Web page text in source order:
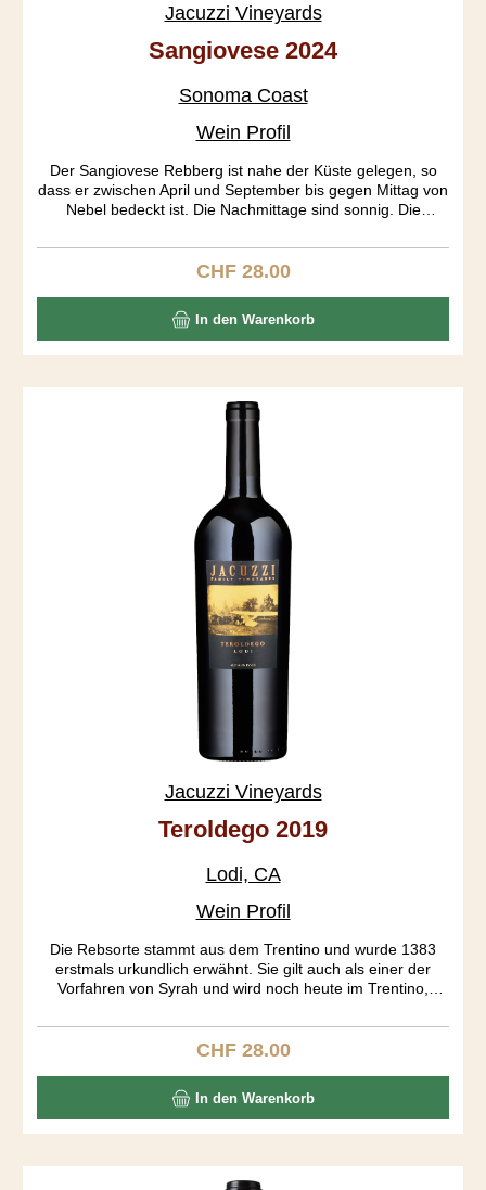
Jacuzzi Vineyards
Sangiovese 2024
Sonoma Coast
Wein Profil
Der Sangiovese Rebberg ist nahe der Küste gelegen, so
dass er zwischen April und September bis gegen Mittag von
Nebel bedeckt ist. Die Nachmittage sind sonnig. Die
was eine Ernte bis Ende Oktober ermöglicht. Das Resultat
sind optimal ausgereifte Trauben. Die Fermentierung dauert
Wein ist wunderbar aromatisch, zeigt sich frischbeerig,
rosig, brombeerig und pilzig. Der Körper ist mittelschwer,
der Abgang lang und elegant.
Regulärer Preis:
CHF 28.00
In den Warenkorb
Jacuzzi Vineyards
Teroldego 2019
Lodi, CA
Wein Profil
Die Rebsorte stammt aus dem Trentino und wurde 1383
erstmals urkundlich erwähnt. Sie gilt auch als einer der
Vorfahren von Syrah und wird noch heute im Trentino,
wie eine Urgewalt. Sehr dunkel in der Farbe, geheimnisvoll
im Charakter. Ein spezielles Tannin, unglaublich dichte
vibrierende Säure lassen die gefälligen Weine aus den
Grossverteilern weit hinter sich. Sensationell zu Lamm.
Regulärer Preis:
CHF 28.00
In den Warenkorb